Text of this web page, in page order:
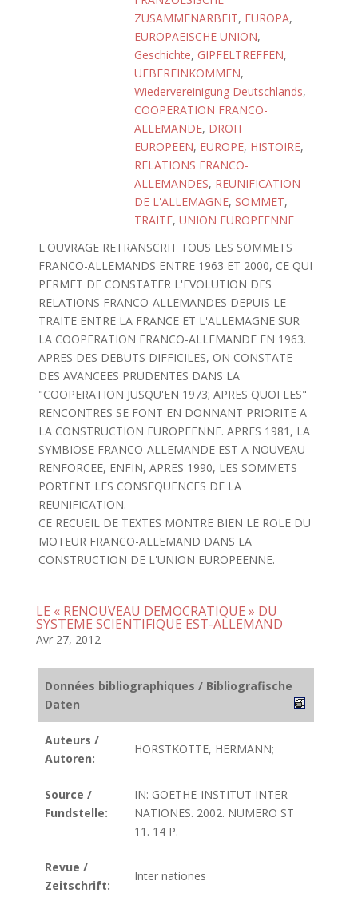
ZUSAMMENARBEIT, EUROPA,
EUROPAEISCHE UNION,
Geschichte, GIPFELTREFFEN,
UEBEREINKOMMEN,
Wiedervereinigung Deutschlands,
COOPERATION FRANCO-
ALLEMANDE, DROIT
EUROPEEN, EUROPE, HISTOIRE,
RELATIONS FRANCO-
ALLEMANDES, REUNIFICATION
DE L'ALLEMAGNE, SOMMET,
TRAITE, UNION EUROPEENNE
L'OUVRAGE RETRANSCRIT TOUS LES SOMMETS
FRANCO-ALLEMANDS ENTRE 1963 ET 2000, CE QUI
PERMET DE CONSTATER L'EVOLUTION DES
RELATIONS FRANCO-ALLEMANDES DEPUIS LE
TRAITE ENTRE LA FRANCE ET L'ALLEMAGNE SUR
LA COOPERATION FRANCO-ALLEMANDE EN 1963.
APRES DES DEBUTS DIFFICILES, ON CONSTATE
DES AVANCEES PRUDENTES DANS LA
"COOPERATION JUSQU'EN 1973; APRES QUOI LES"
RENCONTRES SE FONT EN DONNANT PRIORITE A
LA CONSTRUCTION EUROPEENNE. APRES 1981, LA
SYMBIOSE FRANCO-ALLEMANDE EST A NOUVEAU
RENFORCEE, ENFIN, APRES 1990, LES SOMMETS
PORTENT LES CONSEQUENCES DE LA
REUNIFICATION.
CE RECUEIL DE TEXTES MONTRE BIEN LE ROLE DU
MOTEUR FRANCO-ALLEMAND DANS LA
CONSTRUCTION DE L'UNION EUROPEENNE.
LE « RENOUVEAU DEMOCRATIQUE » DU
SYSTEME SCIENTIFIQUE EST-ALLEMAND
Avr 27, 2012
Données bibliographiques / Bibliografische
Daten
Auteurs /
Autoren:
HORSTKOTTE, HERMANN;
Source /
Fundstelle:
IN: GOETHE-INSTITUT INTER
NATIONES. 2002. NUMERO ST
11. 14 P.
Revue /
Zeitschrift:
Inter nationes